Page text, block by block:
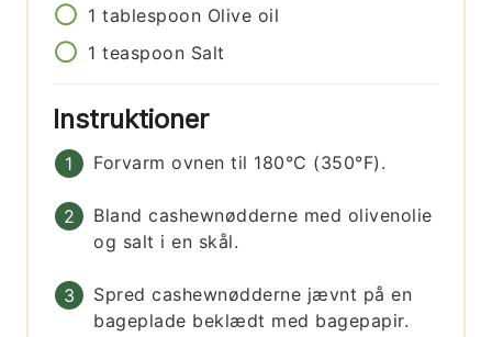
1 tablespoon Olive oil
1 teaspoon Salt
Instruktioner
Forvarm ovnen til 180°C (350°F).
Bland cashewnødderne med olivenolie
og salt i en skål.
Spred cashewnødderne jævnt på en
bageplade beklædt med bagepapir.